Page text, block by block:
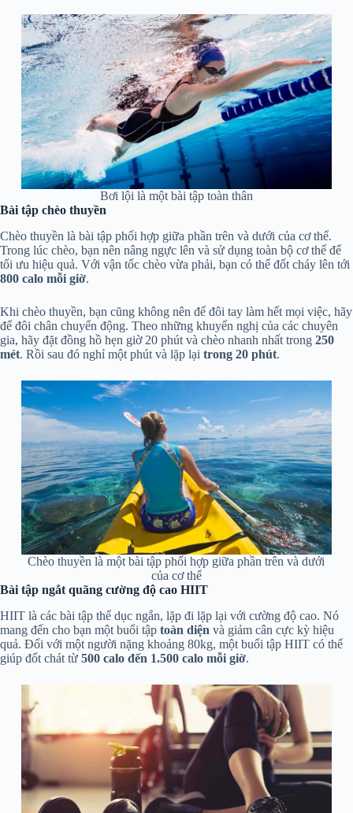
Bơi lội là một bài tập toàn thân
Bài tập chèo thuyền
Chèo thuyền là bài tập phối hợp giữa phần trên và dưới của cơ thể.
Trong lúc chèo, bạn nên nâng ngực lên và sử dụng toàn bộ cơ thể để
tối ưu hiệu quả. Với vận tốc chèo vừa phải, bạn có thể đốt cháy lên tới
800 calo mỗi giờ.
Khi chèo thuyền, bạn cũng không nên để đôi tay làm hết mọi việc, hãy
để đôi chân chuyển động. Theo những khuyến nghị của các chuyên
gia, hãy đặt đồng hồ hẹn giờ 20 phút và chèo nhanh nhất trong 250
mét. Rồi sau đó nghỉ một phút và lặp lại trong 20 phút.
Chèo thuyền là một bài tập phối hợp giữa phần trên và dưới
của cơ thể
Bài tập ngắt quãng cường độ cao HIIT
HIIT là các bài tập thể dục ngắn, lặp đi lặp lại với cường độ cao. Nó
mang đến cho bạn một buổi tập toàn diện và giảm cân cực kỳ hiệu
quả. Đối với một người nặng khoảng 80kg, một buổi tập HIIT có thể
giúp đốt chát từ 500 calo đến 1.500 calo mỗi giờ.